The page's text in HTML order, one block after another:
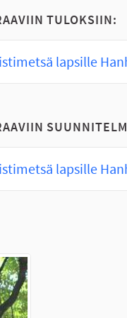
TULOKSIIN:
lapsille
lapsille